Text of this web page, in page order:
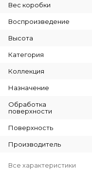
Вес коробки
Воспроизведение
Высота
Категория
Коллекция
Назначение
Обработка
поверхности
Поверхность
Производитель
Все характеристики